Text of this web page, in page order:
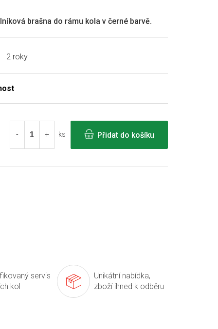
2 roky
brašna do rámu kola v černé barvě.
ks Přidat do košíku
servis
kol
Unikátní nabídka,
zboží ihned k odběru